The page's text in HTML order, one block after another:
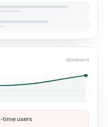
dashboard
time users